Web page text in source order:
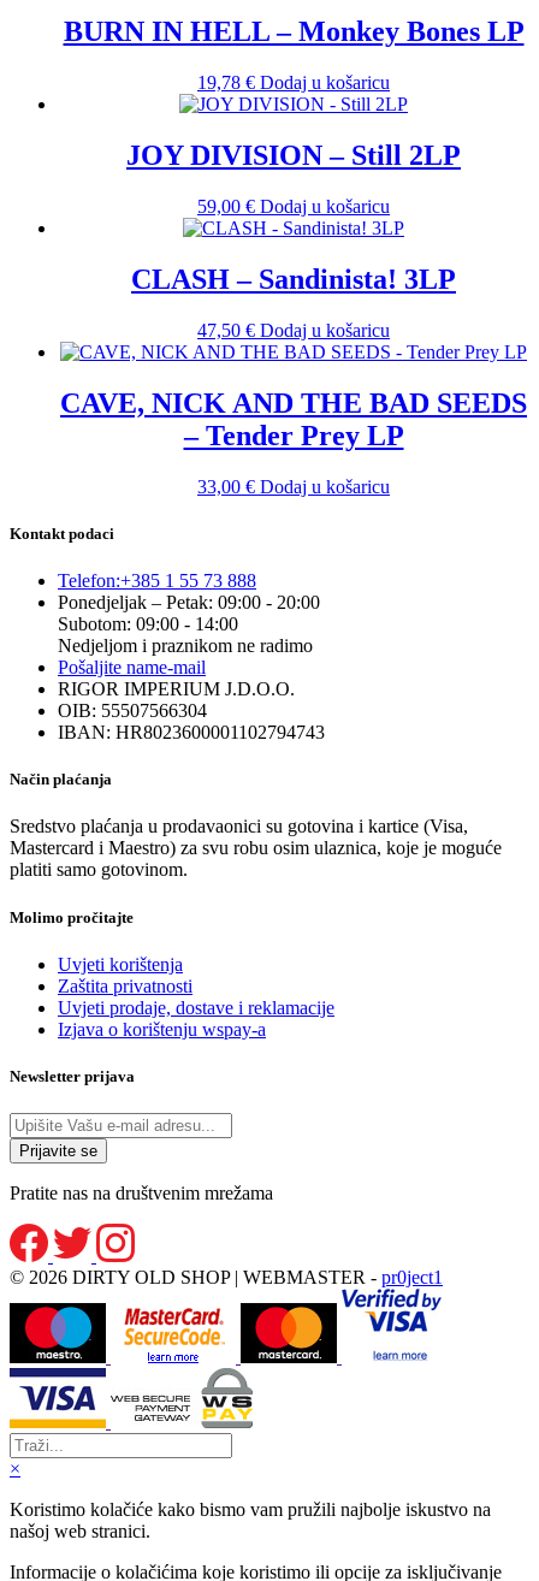
BURN IN HELL – Monkey Bones LP
19,78 € Dodaj u košaricu
JOY DIVISION – Still 2LP
59,00 € Dodaj u košaricu
CLASH – Sandinista! 3LP
47,50 € Dodaj u košaricu
CAVE, NICK AND THE BAD SEEDS
– Tender Prey LP
33,00 € Dodaj u košaricu
Kontakt podaci
Telefon:+385 1 55 73 888
Ponedjeljak – Petak: 09:00 - 20:00
Subotom: 09:00 - 14:00
Nedjeljom i praznikom ne radimo
Pošaljite name-mail
RIGOR IMPERIUM J.D.O.O.
OIB: 55507566304
IBAN: HR8023600001102794743
Način plaćanja
Sredstvo plaćanja u prodavaonici su gotovina i kartice (Visa,
Mastercard i Maestro) za svu robu osim ulaznica, koje je moguće
platiti samo gotovinom.
Molimo pročitajte
Uvjeti korištenja
Zaštita privatnosti
Uvjeti prodaje, dostave i reklamacije
Izjava o korištenju wspay-a
Newsletter prijava
Pratite nas na društvenim mrežama
© 2026 DIRTY OLD SHOP | WEBMASTER - pr0ject1
×
Koristimo kolačiće kako bismo vam pružili najbolje iskustvo na
našoj web stranici.
Informacije o kolačićima koje koristimo ili opcije za isključivanje